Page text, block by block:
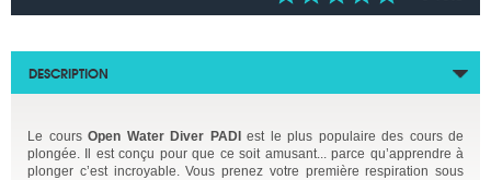
DESCRIPTION
Le cours Open Water Diver PADI est le plus populaire des cours de
plongée. Il est conçu pour que ce soit amusant... parce qu’apprendre à
plonger c’est incroyable. Vous prenez votre première respiration sous